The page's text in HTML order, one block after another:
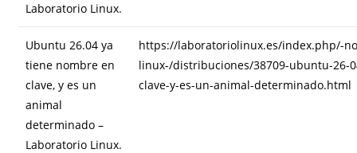
Laboratorio Linux.
Ubuntu 26.04 ya
tiene nombre en
clave, y es un
animal
determinado –
Laboratorio Linux.
https://laboratoriolinux.es/index.php/-
linux-/distribuciones/38709-ubuntu-26-
clave-y-es-un-animal-determinado.html